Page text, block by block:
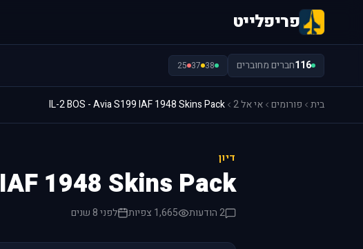
פריפלייט
116חברים מחוברים 38
37
25
בית פורומים אי אל 2 IL-2 BOS - Avia S199 IAF 1948 Skins Pack
דיון
1948 Skins Pack
2 הודעות 1,665 צפיות לפני 8 שנים